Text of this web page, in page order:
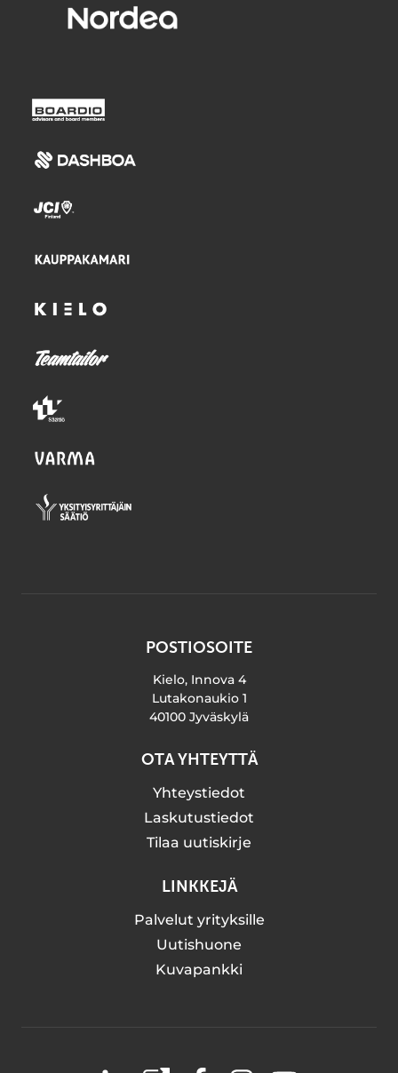
POSTIOSOITE
Kielo, Innova 4
Lutakonaukio 1
40100 Jyväskylä
OTA YHTEYTTÄ
Yhteystiedot
Laskutustiedot
Tilaa uutiskirje
LINKKEJÄ
Palvelut yrityksille
Uutishuone
Kuvapankki